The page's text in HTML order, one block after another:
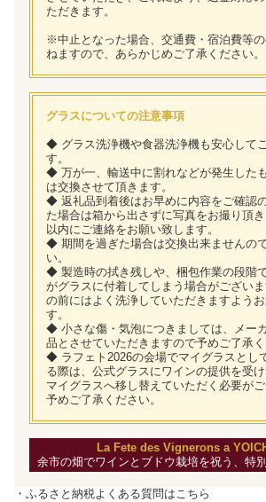
ただきます。
※中止となった場合、交通費・宿泊費等
ねますので、あらかじめご了承ください。
グラスについての注意事項
◆ グラス洗浄機や食器洗浄機も安心して
す。
◆ 万が一、輸送中に割れなどが発生した
は交換させて頂きます。
◆ 返礼品到着後はお早めに内容をご確認
た場合は箱から出さずに写真をお撮り頂
以内にご連絡をお願い致します。
◆ 期間を過ぎた場合は交換出来ませんの
い。
◆ 製造時の拭き残しや、梱包作業の段階
がグラスに付着してしまう場合がござい
の前にはよく洗浄していただきますよう
す。
◆ 小さな傷・気泡につきましては、メー
品とさせていただきますので予めご了承く
◆ ラフェト2026の会場でマイグラスとし
る際は、公式グラスにワインの提供を受
マイグラスへ移し替えていただく必要がご
予めご了承ください。
La Fete des Vignerons a
余市の畑でワインとブドウ栽培を祝う、特
・ふるさと納税よくある質問は こちら